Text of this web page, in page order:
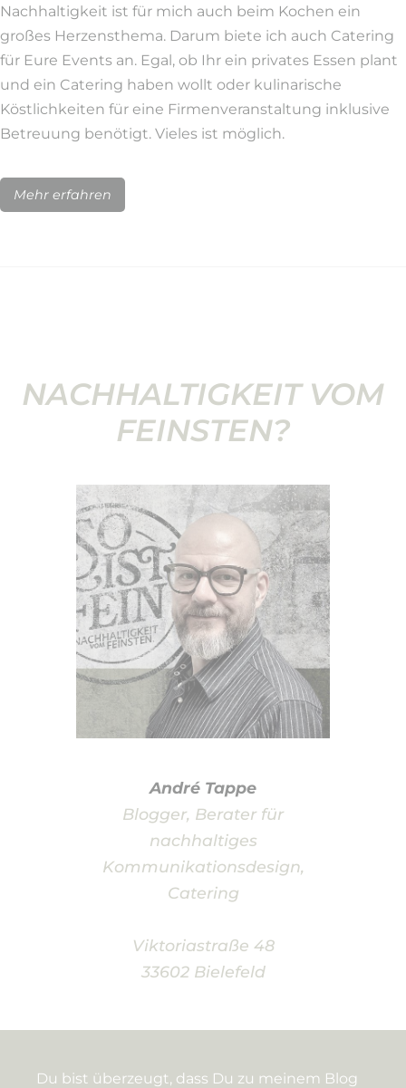
Nachhaltigkeit ist für mich auch beim Kochen ein
großes Herzensthema. Darum biete ich auch Catering
für Eure Events an. Egal, ob Ihr ein privates Essen plant
und ein Catering haben wollt oder kulinarische
Köstlichkeiten für eine Firmenveranstaltung inklusive
Betreuung benötigt. Vieles ist möglich.
Mehr erfahren
NACHHALTIGKEIT VOM
FEINSTEN?
André Tappe
Blogger, Berater für
nachhaltiges
Kommunikationsdesign,
Catering
Viktoriastraße 48
33602 Bielefeld
Du bist überzeugt, dass Du zu meinem Blog